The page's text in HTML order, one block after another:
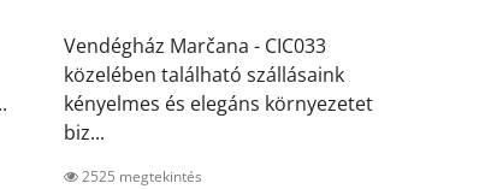
Vendégház Marčana - CIC033
közelében található szállásaink
kényelmes és elegáns környezetet
biz...
2525 megtekintés